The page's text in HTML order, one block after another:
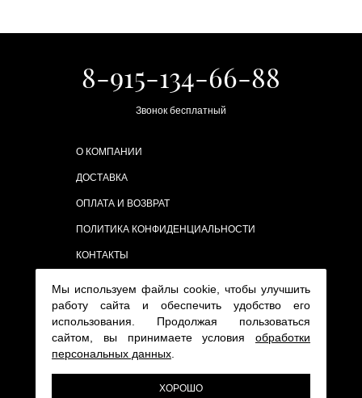
8-915-134-66-88
Звонок бесплатный
О КОМПАНИИ
ДОСТАВКА
ОПЛАТА И ВОЗВРАТ
ПОЛИТИКА КОНФИДЕНЦИАЛЬНОСТИ
КОНТАКТЫ
Мы используем файлы cookie, чтобы улучшить
работу сайта и обеспечить удобство его
использования. Продолжая пользоваться
сайтом, вы принимаете условия обработки
персональных данных
ХОРОШО